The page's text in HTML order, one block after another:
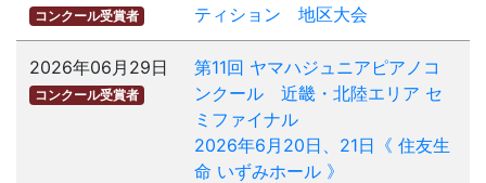
コンクール受賞者
ティション 地区大会
2026年06月29日
コンクール受賞者
第11回 ヤマハジュニアピアノコ
ンクール 近畿・北陸エリア セ
ミファイナル
2026年6月20日、21日《 住友生
命 いずみホール 》